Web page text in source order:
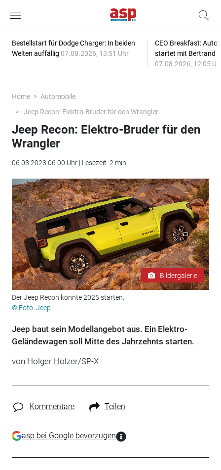
Bestellstart für Dodge Charger: In beiden
Welten auffällig 07.08.2026, 13:51 Uhr
CEO Breakfast:
startet mit Bertrand
07.08.2026, 12:05
Home
Automobile
Jeep Recon: Elektro-Bruder für den Wrangler
Jeep Recon: Elektro-Bruder für den
Wrangler
06.03.2023 06:00 Uhr | Lesezeit: 2 min
Bildergalerie
Der Jeep Recon könnte 2025 starten.
© Foto: Jeep
Jeep baut sein Modellangebot aus. Ein Elektro-
Geländewagen soll Mitte des Jahrzehnts starten.
von Holger Holzer/SP-X
Kommentare Teilen
asp bei Google bevorzugen